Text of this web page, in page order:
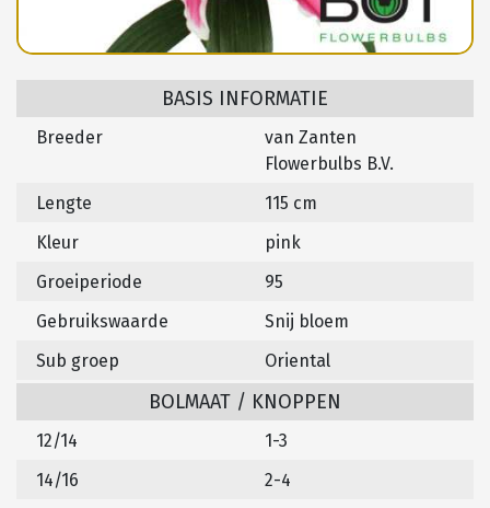
BASIS INFORMATIE
Breeder
van Zanten
Flowerbulbs B.V.
Lengte
115 cm
Kleur
pink
Groeiperiode
95
Gebruikswaarde
Snij bloem
Sub groep
Oriental
BOLMAAT / KNOPPEN
12/14
1-3
14/16
2-4